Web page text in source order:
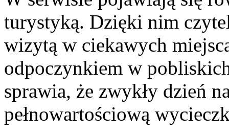
turystyką. Dzięki nim
wizytą w ciekawych
odpoczynkiem w
sprawia, że zwykły dzień
pełnowartościową